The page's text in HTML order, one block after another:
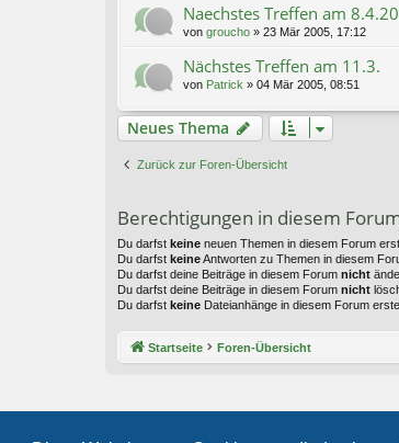
Naechstes Treffen am
von groucho » 23 Mär 2005, 17:12
Nächstes Treffen am 11.3.
von Patrick » 04 Mär 2005, 08:51
Neues Thema
Zurück zur Foren-Übersicht
Berechtigungen in diesem
Du darfst keine neuen Themen in diesem Forum
Du darfst keineAntworten zu Themen in diesem
Du darfst deine Beiträge in diesem Forum nicht
Du darfst deine Beiträge in diesem Forum nicht
Du darfst keine Dateianhänge in diesem Forum
Startseite Foren-Übersicht